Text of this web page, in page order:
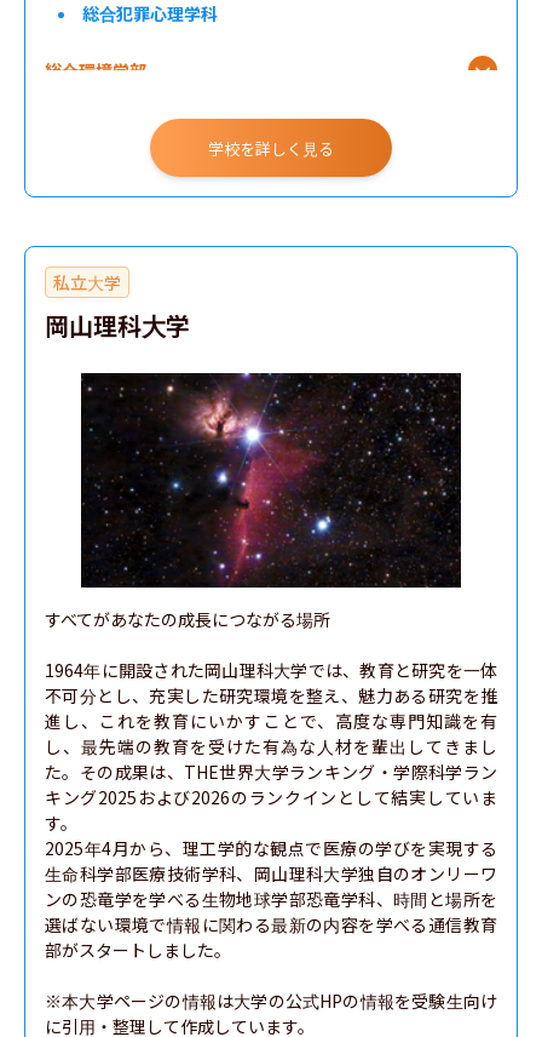
総合犯罪心理学科
総合環境学部
学校を詳しく見る
私立大学
岡山理科大学
すべてがあなたの成長につながる場所
1964年に開設された岡山理科大学では、教育と研究を一体
不可分とし、充実した研究環境を整え、魅力ある研究を推
進し、これを教育にいかすことで、高度な専門知識を有
し、最先端の教育を受けた有為な人材を輩出してきまし
た。その成果は、THE世界大学ランキング・学際科学ラン
キング2025および2026のランクインとして結実していま
す。
2025年4月から、理工学的な観点で医療の学びを実現する
生命科学部医療技術学科、岡山理科大学独自のオンリーワ
ンの恐竜学を学べる生物地球学部恐竜学科、時間と場所を
選ばない環境で情報に関わる最新の内容を学べる通信教育
部がスタートしました。
※本大学ページの情報は大学の公式HPの情報を受験生向け
に引用・整理して作成しています。